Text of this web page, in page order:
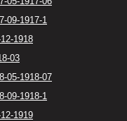
09-1917-1
1918
03
05-1918-07
09-1918-1
1919